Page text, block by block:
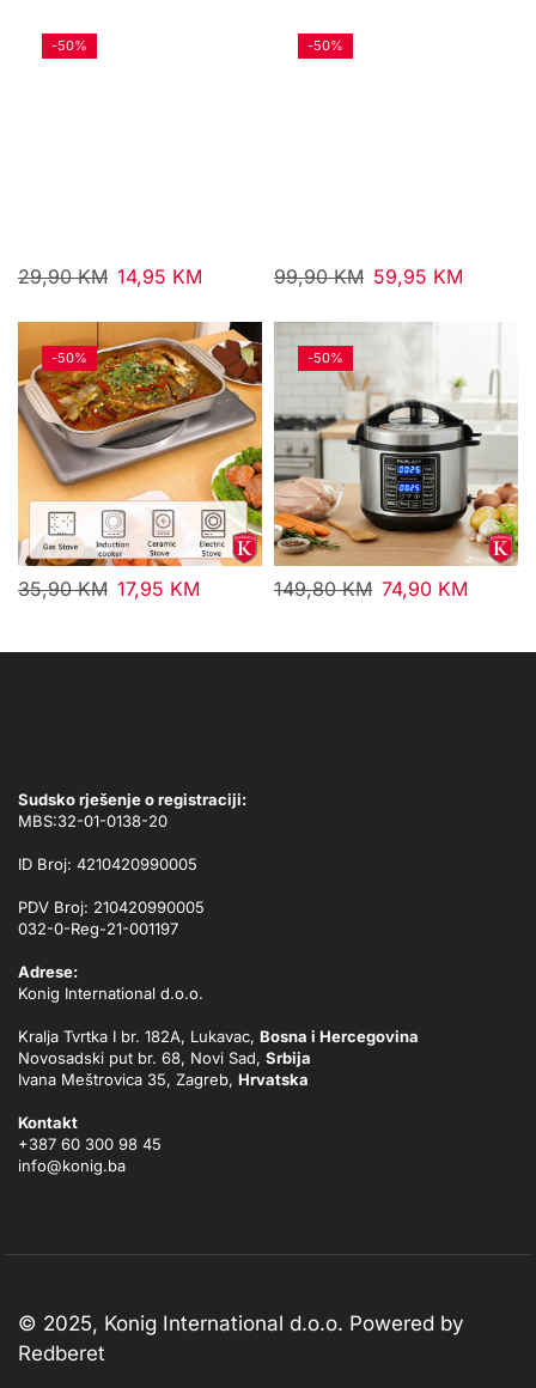
-50%
29,90KM 14,95 KM
-50%
99,90KM 59,95 KM
-50%
35,90KM 17,95 KM
-50%
149,80KM 74,90 KM
Sudsko rješenje o registraciji:
MBS:32-01-0138-20
ID Broj: 4210420990005
PDV Broj: 210420990005
032-0-Reg-21-001197
Adrese:
Konig International d.o.o.
Kralja Tvrtka I br. 182A, Lukavac, Bosna i Hercegovina
Novosadski put br. 68, Novi Sad, Srbija
Ivana Meštrovica 35, Zagreb, Hrvatska
Kontakt
+387 60 300 98 45
info@konig.ba
© 2025, Konig International d.o.o. Powered by
Redberet